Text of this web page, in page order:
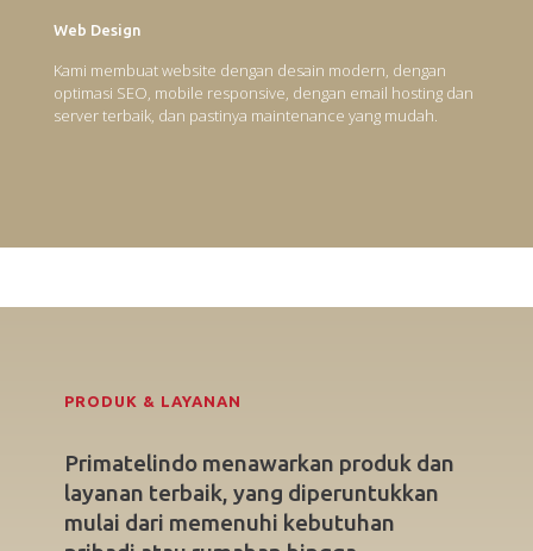
Web Design
Kami membuat website dengan desain modern, dengan
optimasi SEO, mobile responsive, dengan email hosting dan
server terbaik, dan pastinya maintenance yang mudah.
PRODUK & LAYANAN
Primatelindo menawarkan produk dan
layanan terbaik, yang diperuntukkan
mulai dari memenuhi kebutuhan